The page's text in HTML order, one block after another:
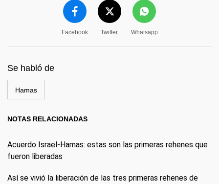
Facebook Twitter Whatsapp
Se habló de
Hamas
NOTAS RELACIONADAS
Acuerdo Israel-Hamas: estas son las primeras rehenes que
fueron liberadas
Así se vivió la liberación de las tres primeras rehenes de